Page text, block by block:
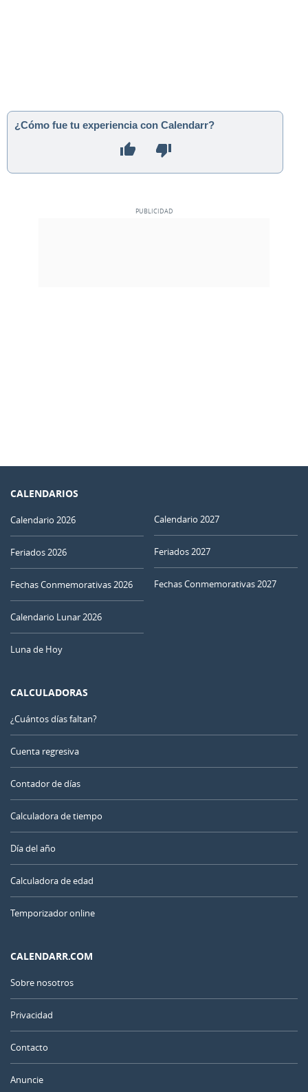
¿Cómo fue tu experiencia con Calendarr?
CALENDARIOS
Calendario 2026
Feriados 2026
Fechas Conmemorativas 2026
Calendario Lunar 2026
Luna de Hoy
Calendario 2027
Feriados 2027
Fechas Conmemorativas 2027
CALCULADORAS
¿Cuántos días faltan?
Cuenta regresiva
Contador de días
Calculadora de tiempo
Día del año
Calculadora de edad
Temporizador online
CALENDARR.COM
Sobre nosotros
Privacidad
Contacto
Anuncie